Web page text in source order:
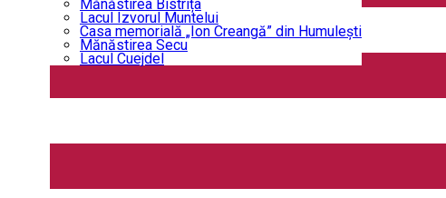
Mănăstirea Bistrița
Lacul Izvorul Muntelui
Casa memorială „Ion Creangă” din Humuleşti
Mănăstirea Secu
Lacul Cuejdel